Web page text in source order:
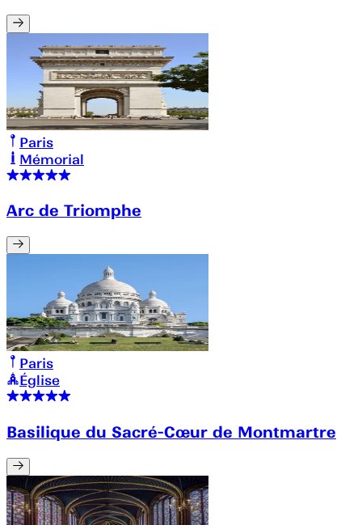
Paris
Mémorial
Arc de Triomphe
Paris
Église
Basilique du Sacré-Cœur de Montmartre